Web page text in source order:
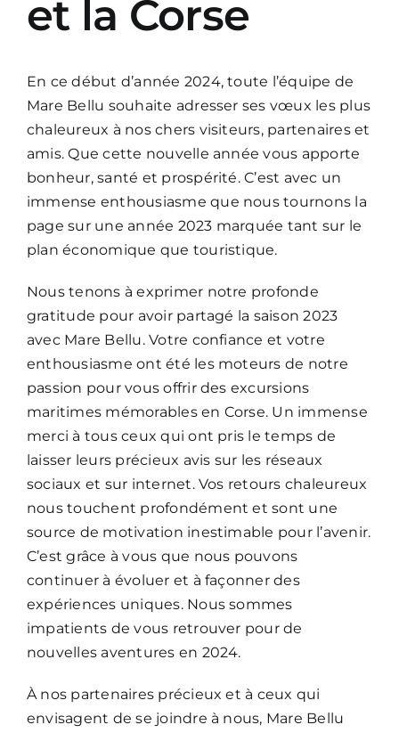
et la Corse
En ce début d’année 2024, toute l’équipe de
Mare Bellu souhaite adresser ses vœux les plus
chaleureux à nos chers visiteurs, partenaires et
amis. Que cette nouvelle année vous apporte
bonheur, santé et prospérité. C’est avec un
immense enthousiasme que nous tournons la
page sur une année 2023 marquée tant sur le
plan économique que touristique.
Nous tenons à exprimer notre profonde
gratitude pour avoir partagé la saison 2023
avec Mare Bellu. Votre confiance et votre
enthousiasme ont été les moteurs de notre
passion pour vous offrir des excursions
maritimes mémorables en Corse. Un immense
merci à tous ceux qui ont pris le temps de
laisser leurs précieux avis sur les réseaux
sociaux et sur internet. Vos retours chaleureux
nous touchent profondément et sont une
source de motivation inestimable pour l’avenir.
C’est grâce à vous que nous pouvons
continuer à évoluer et à façonner des
expériences uniques. Nous sommes
impatients de vous retrouver pour de
nouvelles aventures en 2024.
À nos partenaires précieux et à ceux qui
envisagent de se joindre à nous, Mare Bellu